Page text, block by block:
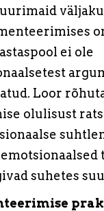
ei ole
Loor
olulisust
suhetes